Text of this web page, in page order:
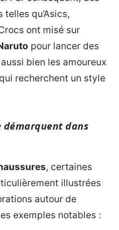
qu’Asics,
ont misé sur
pour lancer des
bien les amoureux
recherchent un style
démarquent dans
, certaines
illustrées
autour de
exemples notables :